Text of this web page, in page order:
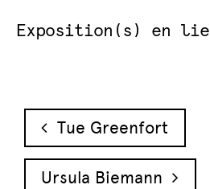
Exposition(s) en
Navigation
Tue Greenfort
Ursula Biemann